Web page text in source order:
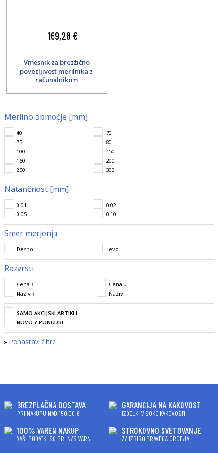
169,28 €
Vmesnik za brezžično
povezljivost merilnika z
računalnikom
Merilno območje [mm]
40
70
75
80
100
150
160
200
250
300
Natančnost [mm]
0.01
0.02
0.05
0.10
Smer merjenja
Desno Levo
Razvrsti
Cena ↑
Cena ↓
Naziv ↑
Naziv ↓
SAMO AKCIJSKI ARTIKLI
NOVO V PONUDBI
» Ponastavi filtre
BREZPLAČNA DOSTAVA
PRI NAKUPU NAD 150,00 €
GARANCIJA NA KAKOVOST
IZDELKI VISOKE KAKOVOSTI
100% VAREN NAKUP
VAŠI PODATKI SO PRI NAS VARNI
STROKOVNO SVETOVANJE
ZA IZBIRO PRAVEGA ORODJA